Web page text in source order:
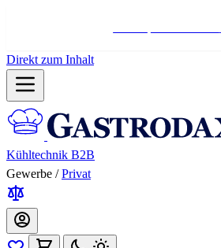
Direkt zum Inhalt
Kühltechnik B2B
Gewerbe / Privat